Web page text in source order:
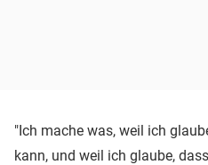
"Ich mache was, weil ich
kann, und weil ich glaube,